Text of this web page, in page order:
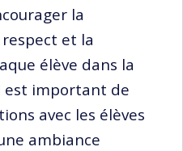
la
et la
élève dans la
est important de
avec les élèves
ambiance